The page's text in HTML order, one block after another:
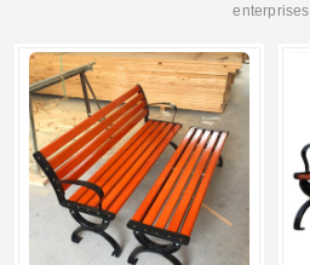
enterprises